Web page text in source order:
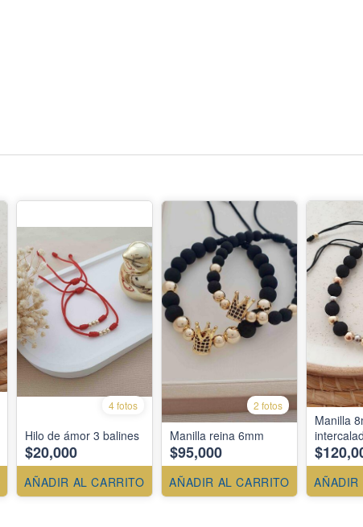
4 fotos
Hilo de ámor 3 balines
$20,000
AÑADIR AL CARRITO
2 fotos
Manilla reina 6mm
$95,000
AÑADIR AL CARRITO
Manilla
AÑADIR